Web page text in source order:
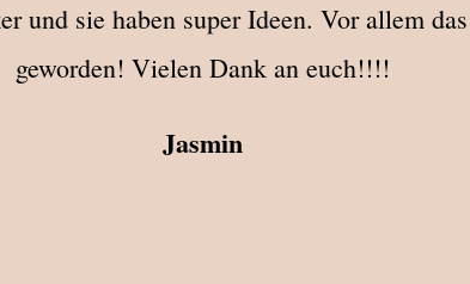
und sie haben super Ideen. Vor allem
geworden! Vielen Dank an euch!!!!
Jasmin